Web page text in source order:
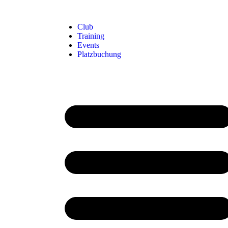
Club
Training
Events
Platzbuchung